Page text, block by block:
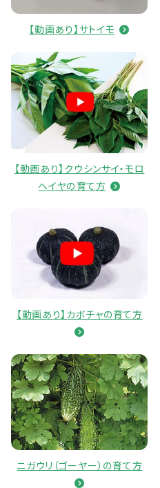
【動画あり】サトイモ
【動画あり】クウシンサイ・モロ
ヘイヤの育て方
【動画あり】カボチャの育て方
ニガウリ（ゴーヤー）の育て方